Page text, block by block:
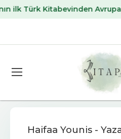
ilk Türk Kitabevinden
Haifaa Younis -